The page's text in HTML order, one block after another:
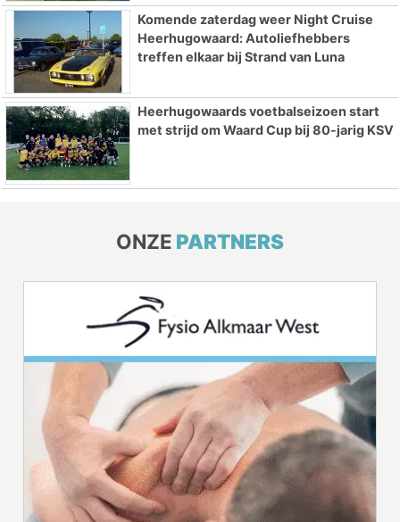
Komende zaterdag weer Night Cruise
Heerhugowaard: Autoliefhebbers
treffen elkaar bij Strand van Luna
Heerhugowaards voetbalseizoen start
met strijd om Waard Cup bij 80-jarig KSV
ONZE PARTNERS